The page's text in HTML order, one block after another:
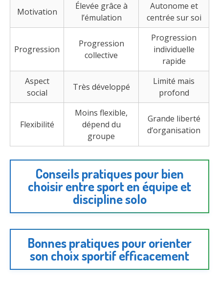
Motivation
Élevée grâce à
l’émulation
Autonome et
centrée sur soi
Progression
Progression
collective
Progression
individuelle
rapide
Aspect
social
Très développé
Limité mais
profond
Flexibilité
Moins flexible,
dépend du
groupe
Grande liberté
d’organisation
Conseils pratiques pour bien
choisir entre sport en équipe et
discipline solo
Bonnes pratiques pour orienter
son choix sportif efficacement